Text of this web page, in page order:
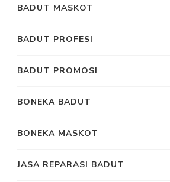
BADUT MASKOT
BADUT PROFESI
BADUT PROMOSI
BONEKA BADUT
BONEKA MASKOT
JASA REPARASI BADUT